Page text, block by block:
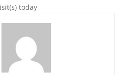
today